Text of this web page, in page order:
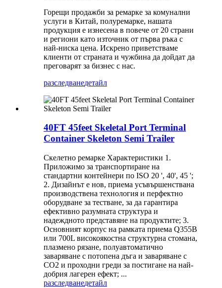
Горещи продажби за ремарке за комунални
услуги в Китай, полуремарке, нашата
продукция е изнесена в повече от 20 страни
и региони като източник от първа ръка с
най-ниска цена. Искрено приветстваме
клиенти от страната и чужбина да дойдат да
преговарят за бизнес с нас.
разследванедетайл
40FT 45feet Skeletal Port Terminal
Container Skeleton Semi Trailer
Скелетно ремарке Характеристики 1.
Приложимо за транспортиране на
стандартни контейнери по ISO 20 ', 40', 45 ';
2. Дизайнът е нов, приема усъвършенствана
производствена технология и перфектно
оборудване за тестване, за да гарантира
ефективно разумната структура и
надеждното представяне на продуктите; 3.
Основният корпус на рамката приема Q355B
или 700L високоякостна структурна стомана,
плазмено рязане, полуавтоматично
заваряване с потопена дъга и заваряване с
CO2 и проходни греди за постигане на най-
добрия лагерен ефект; ...
разследванедетайл